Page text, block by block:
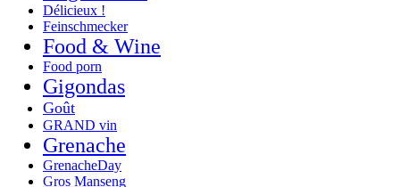
Délicieux !
Feinschmecker
Food & Wine
Food porn
Gigondas
Goût
GRAND vin
Grenache
GrenacheDay
Gros Manseng